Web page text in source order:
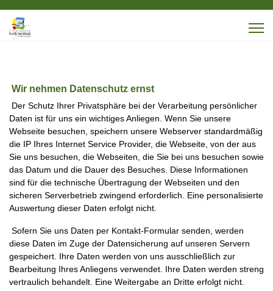
Wir nehmen Datenschutz ernst
Der Schutz Ihrer Privatsphäre bei der Verarbeitung persönlicher
Daten ist für uns ein wichtiges Anliegen. Wenn Sie unsere
Webseite besuchen, speichern unsere Webserver standardmäßig
die IP Ihres Internet Service Provider, die Webseite, von der aus
Sie uns besuchen, die Webseiten, die Sie bei uns besuchen sowie
das Datum und die Dauer des Besuches. Diese Informationen
sind für die technische Übertragung der Webseiten und den
sicheren Serverbetrieb zwingend erforderlich. Eine personalisierte
Auswertung dieser Daten erfolgt nicht.
Sofern Sie uns Daten per Kontakt-Formular senden, werden
diese Daten im Zuge der Datensicherung auf unseren Servern
gespeichert. Ihre Daten werden von uns ausschließlich zur
Bearbeitung Ihres Anliegens verwendet. Ihre Daten werden streng
vertraulich behandelt. Eine Weitergabe an Dritte erfolgt nicht.